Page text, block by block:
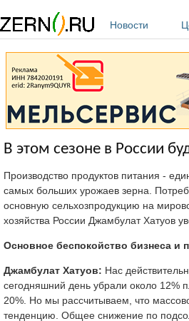
Новости
В этом сезоне в России
Производство продуктов питания -
самых больших урожаев зерна.
основную сельхозпродукцию на
хозяйства России Джамбулат Хатуов
Основное беспокойство бизнеса и
Джамбулат Хатуов: Нас
сегодняшний день убрали около 12%
20%. Но мы рассчитываем, что
тенденцию. Общее снижение по